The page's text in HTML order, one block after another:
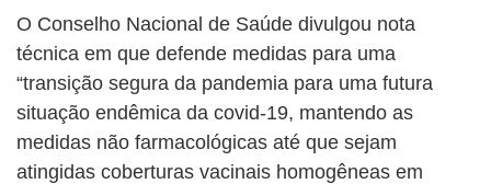
O Conselho Nacional de Saúde divulgou nota
técnica em que defende medidas para uma
“transição segura da pandemia para uma futura
situação endêmica da covid-19, mantendo as
medidas não farmacológicas até que sejam
atingidas coberturas vacinais homogêneas em